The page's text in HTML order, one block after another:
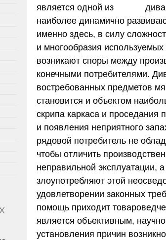
является одной из
наиболее динамично
именно здесь, в силу
и многообразия
возникают споры между
конечными потребителями.
востребованных предметов
становится и объектом
скрипа каркаса и
и появления неприятного
рядовой потребитель не
чтобы отличить
неправильной эксплуатации,
злоупотребляют этой
удовлетворении законных
помощь приходит
является объективным,
установления причин